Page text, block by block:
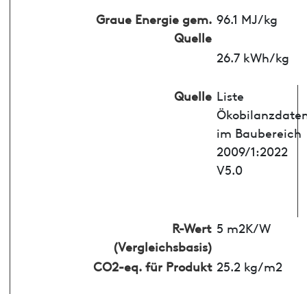
Graue Energie gem.
Quelle
96.1 MJ/kg
26.7 kWh/kg
Quelle Liste
im Baubereich
2009/1:2022
V5.0
R-Wert
(Vergleichsbasis)
5 m2K/W
CO2-eq. für Produkt 25.2 kg/m2